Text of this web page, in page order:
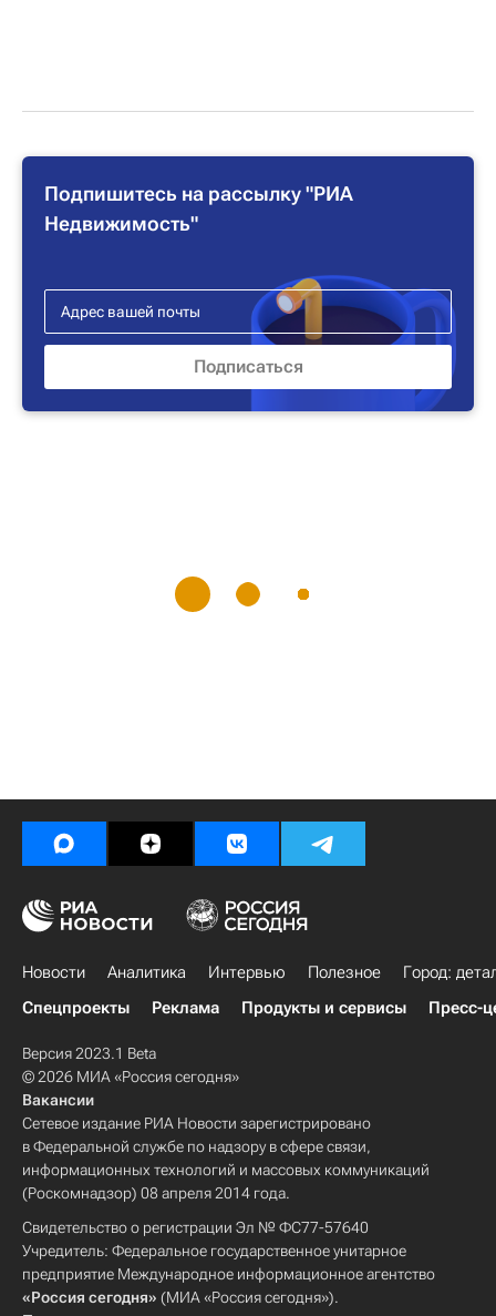
Подпишитесь на рассылку "РИА
Недвижимость"
Новости Аналитика Интервью Полезное
Город:
Спецпроекты
Реклама Продукты и сервисы Пресс-
Версия 2023.1 Beta
© 2026 МИА «Россия сегодня»
Вакансии
Сетевое издание РИА Новости зарегистрировано
в Федеральной службе по надзору в сфере связи,
информационных технологий и массовых коммуникаций
(Роскомнадзор) 08 апреля 2014 года.
Свидетельство о регистрации Эл № ФС77-57640
Учредитель: Федеральное государственное унитарное
предприятие Международное информационное агентство
«Россия сегодня» (МИА «Россия сегодня»).